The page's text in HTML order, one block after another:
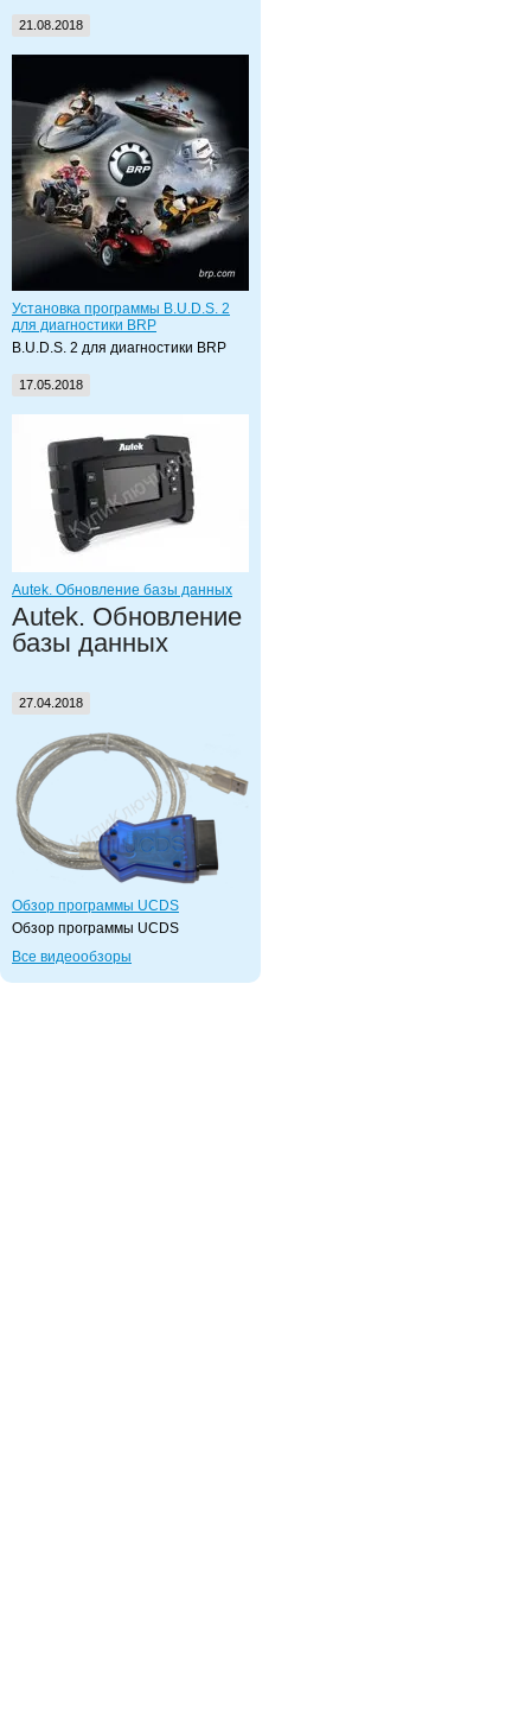
21.08.2018
Установка программы B.U.D.S. 2
для диагностики BRP
B.U.D.S. 2 для диагностики BRP
17.05.2018
Autek. Обновление базы данных
Autek. Обновление
базы данных
27.04.2018
Обзор программы UCDS
Обзор программы UCDS
Все видеообзоры